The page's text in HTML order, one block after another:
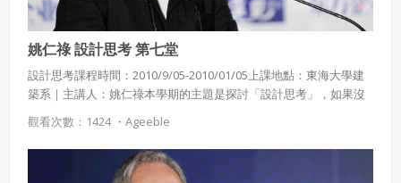
姚仁祿 設計思考 第七堂
設計思考課程時間：2010/9/05-2010/01/05上課地點：東海大學建
築系｜主講人：姚仁祿本學期的主題是探討「設計思考」，如果沒
有設計思考的訓練，創意經常是天馬行空、無法落實。設計的基本
概念是要以直覺導航，並以知識續航。並探討社會為何需要新形態
領導人?
觀看次數：1424 ・ Ageeble